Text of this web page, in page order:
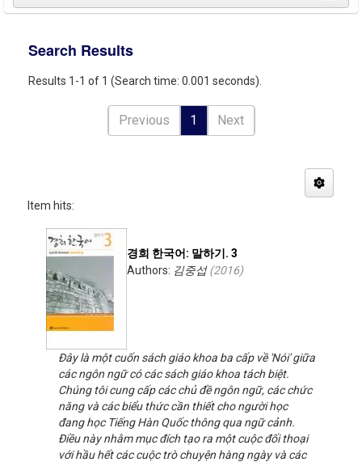
Search Results
Results 1-1 of 1 (Search time: 0.001 seconds).
Previous 1 Next
Item hits:
경희 한국어: 말하기. 3
Authors: 김중섭(2016)
Đây là một cuốn sách giáo khoa ba cấp về 'Nói' giữa
các ngôn ngữ có các sách giáo khoa tách biệt.
Chúng tôi cung cấp các chủ đề ngôn ngữ, các chức
năng và các biểu thức cần thiết cho người học
đang học Tiếng Hàn Quốc thông qua ngữ cảnh.
Điều này nhằm mục đích tạo ra một cuộc đối thoại
với hầu hết các cuộc trò chuyện hàng ngày và các